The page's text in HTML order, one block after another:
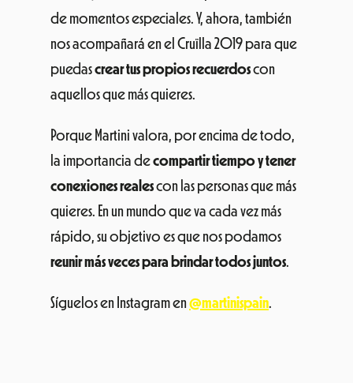
de momentos especiales. Y, ahora, también
nos acompañará en el Cruïlla 2019 para que
puedascrear tus propios recuerdoscon
aquellos que más quieres.
Porque Martini valora, por encima de todo,
la importancia decompartir tiempo y tener
conexiones realescon las personas que más
quieres. En un mundo que va cada vez más
rápido, su objetivo es que nos podamos
reunir más veces para brindar todos juntos.
Síguelos en Instagram en@martinispain.